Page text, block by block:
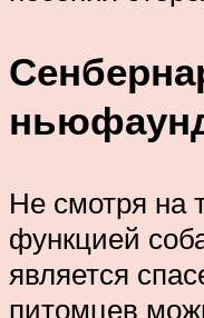
Не смотря на
функцией
является
питомцев